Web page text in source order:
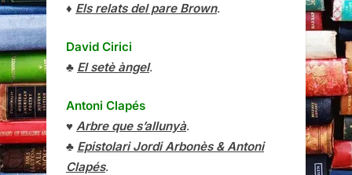
♦ Els relats del pare Brown.
David Cirici
♣ El setè àngel.
Antoni Clapés
♥ Arbre que s’allunyà.
♣ Epistolari Jordi Arbonès & Antoni
Clapés.